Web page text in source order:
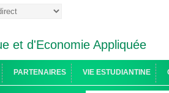
et d'Economie Appliquée
PARTENAIRES VIE ESTUDIANTINE